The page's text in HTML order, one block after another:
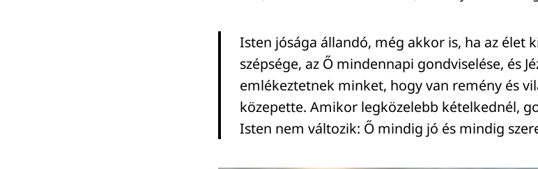
Isten jósága állandó, még akkor is, ha az élet
szépsége, az Ő mindennapi gondviselése, és
emlékeztetnek minket, hogy van remény és
közepette. Amikor legközelebb kételkednél,
Isten nem változik: Ő mindig jó és mindig